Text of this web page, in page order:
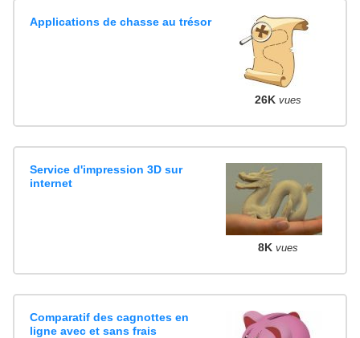
Applications de chasse au trésor
26K vues
Service d'impression 3D sur
internet
8K vues
Comparatif des cagnottes en
ligne avec et sans frais